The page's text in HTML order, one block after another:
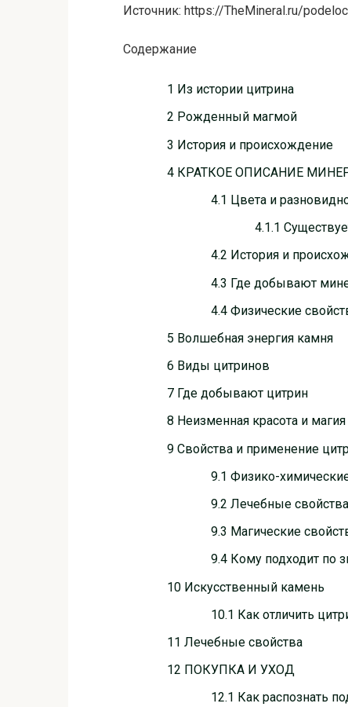
Источник: https://TheMineral.ru/
Содержание
1 Из истории цитрина
2 Рожденный магмой
3 История и происхождение
4 КРАТКОЕ ОПИСАНИЕ
4.1 Цвета и
4.1.1
4.2 История и
4.3 Где добывают
4.4 Физические
5 Волшебная энергия камня
6 Виды цитринов
7 Где добывают цитрин
8 Неизменная красота и магия
9 Свойства и применение
9.1 Физико-
9.2 Лечебные свойства
9.3 Магические
9.4 Кому подходит по
10 Искусственный камень
10.1 Как отличить
11 Лечебные свойства
12 ПОКУПКА И УХОД
12.1 Как распознать